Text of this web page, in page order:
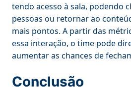
tendo acesso à sala, podendo
pessoas ou retornar ao
mais pontos. A partir das
essa interação, o time pode
aumentar as chances de
Conclusão